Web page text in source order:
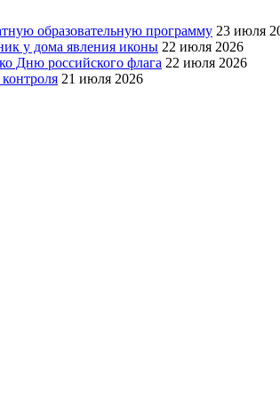
образовательную программу 23 июля
у дома явления иконы 22 июля 2026
Дню российского флага 22 июля 2026
21 июля 2026